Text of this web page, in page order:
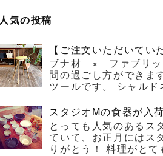
人気の投稿
【ご注文いただいてい
ブナ材 × ファブリッ
間の過ごし方ができま
ツールです。 シャル
スタジオMの食器が入
とっても人気のあるス
ていて、お正月にはス
りがとう！ 料理がと